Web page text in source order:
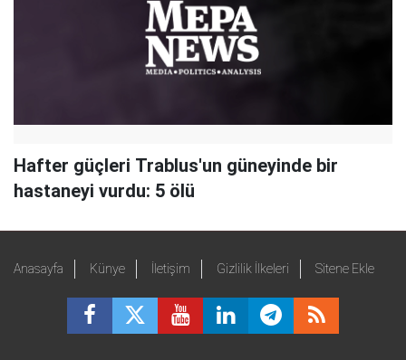
Hafter güçleri Trablus'un güneyinde bir
hastaneyi vurdu: 5 ölü
Anasayfa Künye İletişim Gizlilik İlkeleri Sitene Ekle